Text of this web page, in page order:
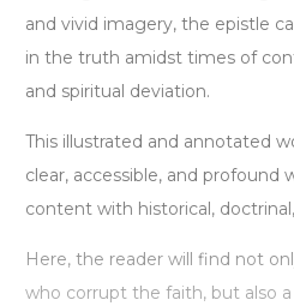
and vivid imagery, the epistle
in the truth amidst times of
and spiritual deviation.
This illustrated and annotated
clear, accessible, and profound
content with historical,
Here, the reader will find not
who corrupt the faith, but also